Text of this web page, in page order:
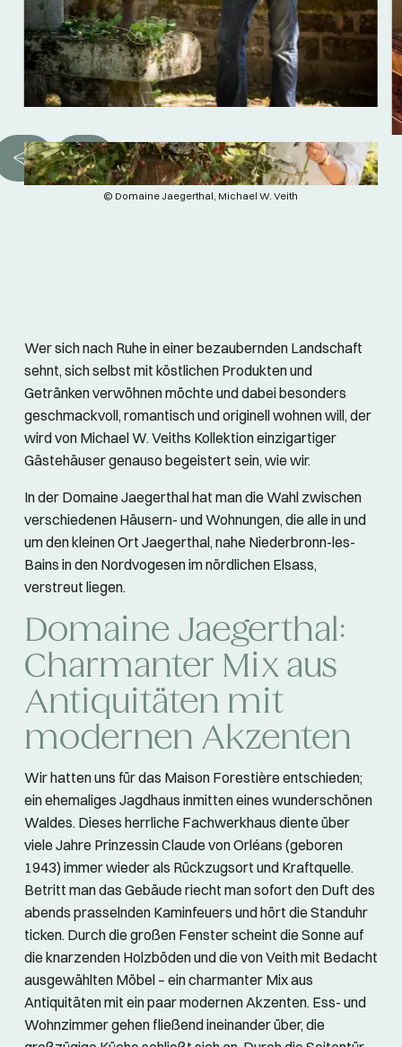
© Domaine Jaegerthal, Michael W. Veith
Wer sich nach Ruhe in einer bezaubernden Landschaft
sehnt, sich selbst mit köstlichen Produkten und
Getränken verwöhnen möchte und dabei besonders
geschmackvoll, romantisch und originell wohnen will, der
wird von Michael W. Veiths Kollektion einzigartiger
Gästehäuser genauso begeistert sein, wie wir.
In der Domaine Jaegerthal hat man die Wahl zwischen
verschiedenen Häusern- und Wohnungen, die alle in und
um den kleinen Ort Jaegerthal, nahe Niederbronn-les-
Bains in den Nordvogesen im nördlichen Elsass,
verstreut liegen.
Domaine Jaegerthal:
Charmanter Mix aus
Antiquitäten mit
modernen Akzenten
Wir hatten uns für das Maison Forestière entschieden;
ein ehemaliges Jagdhaus inmitten eines wunderschönen
Waldes. Dieses herrliche Fachwerkhaus diente über
viele Jahre Prinzessin Claude von Orléans (geboren
1943) immer wieder als Rückzugsort und Kraftquelle.
Betritt man das Gebäude riecht man sofort den Duft des
abends prasselnden Kaminfeuers und hört die Standuhr
ticken. Durch die großen Fenster scheint die Sonne auf
die knarzenden Holzböden und die von Veith mit Bedacht
ausgewählten Möbel – ein charmanter Mix aus
Antiquitäten mit ein paar modernen Akzenten. Ess- und
Wohnzimmer gehen fließend ineinander über, die